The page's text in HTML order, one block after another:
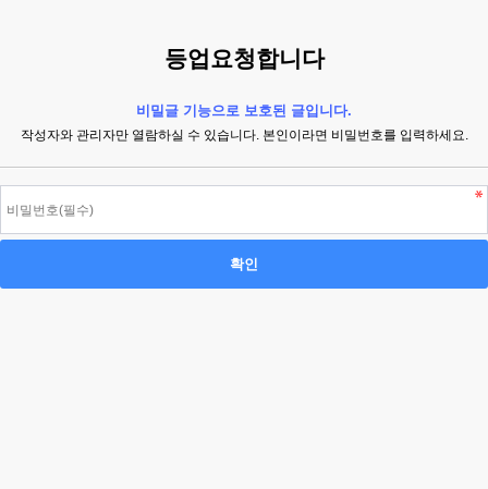
등업요청합니다
비밀글 기능으로 보호된 글입니다.
작성자와 관리자만 열람하실 수 있습니다. 본인이라면 비밀번호를 입력하세요.